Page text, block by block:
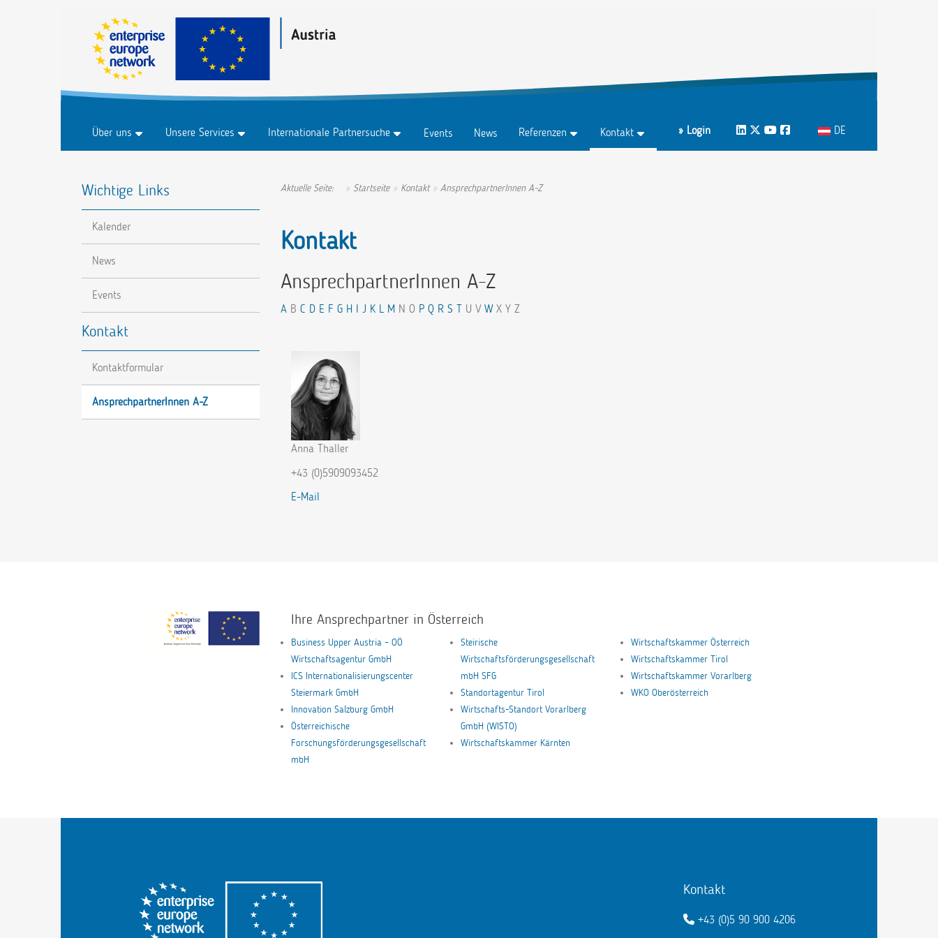
Über uns
FAQ
Unsere Services
Innovation & Technologie
Forschung & Entwicklung
Internationale Partnersuche
Marktplatz Abo
Events News Referenzen
Erfolgsgeschichten
Kontakt LinkedIn
Twitter
Youtube
Facebook
» Login
Sprache auswählen
DE
Aktuelle Seite: Startseite Kontakt AnsprechpartnerInnen A-Z
Kontakt
AnsprechpartnerInnen A-Z
A B C D E F G H I J K L M N O P Q R S T U V WX Y Z
Anna Thaller
+43 (0)5909093452
E-Mail
Wichtige Links
Kalender
News
Events
Kontakt
Kontaktformular
AnsprechpartnerInnen A-Z
Ihre Ansprechpartner in Österreich
Business Upper Austria – OÖ
Wirtschaftsagentur GmbH
ICS Internationalisierungscenter
Steiermark GmbH
Innovation Salzburg GmbH
Österreichische
Forschungsförderungsgesellschaft
mbH
Steirische
Wirtschaftsförderungsgesellschaft
mbH SFG
Standortagentur Tirol
Wirtschafts-Standort Vorarlberg
GmbH (WISTO)
Wirtschaftskammer Kärnten
Wirtschaftskammer Österreich
Wirtschaftskammer Tirol
Wirtschaftskammer Vorarlberg
WKO Oberösterreich
Kontakt
+43 (0)5 90 900 4206